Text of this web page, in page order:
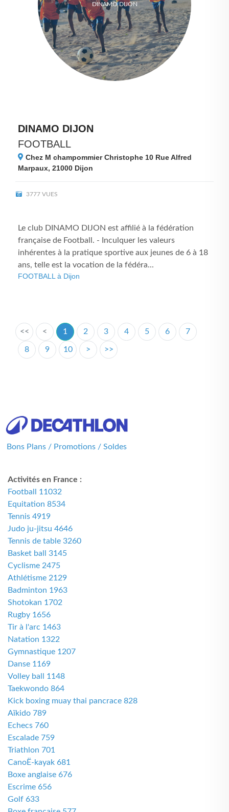
DINAMO DIJON
DINAMO DIJON
FOOTBALL
Chez M champommier Christophe 10 Rue Alfred
Marpaux, 21000 Dijon
3777 VUES
Le club DINAMO DIJON est affilié à la fédération
française de Football. - Inculquer les valeurs
inhérentes à la pratique sportive aux jeunes de 6 à 18
ans, telle est la vocation de la fédéra...
FOOTBALL à Dijon
<< < 1 2 3 4 5 6 7
8 9 10 > >>
Bons Plans / Promotions / Soldes
Activités en France :
Football 11032
Equitation 8534
Tennis 4919
Judo ju-jitsu 4646
Tennis de table 3260
Basket ball 3145
Cyclisme 2475
Athlétisme 2129
Badminton 1963
Shotokan 1702
Rugby 1656
Tir à l'arc 1463
Natation 1322
Gymnastique 1207
Danse 1169
Volley ball 1148
Taekwondo 864
Kick boxing muay thai pancrace 828
Aïkido 789
Echecs 760
Escalade 759
Triathlon 701
CanoË-kayak 681
Boxe anglaise 676
Escrime 656
Golf 633